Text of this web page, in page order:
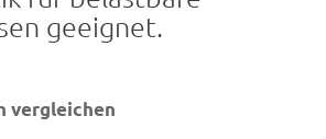
geeignet.
vergleichen